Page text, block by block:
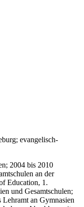
evangelisch-
2004 bis 2010
an der
Education, 1.
und Gesamtschulen;
Lehramt an Gymnasien